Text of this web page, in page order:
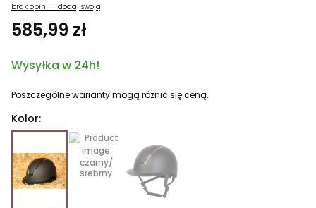
brak opinii - dodaj swoją
585,99 zł
Wysyłka w 24h!
Poszczególne warianty mogą różnić się ceną.
Kolor:
czarny/
srebrny